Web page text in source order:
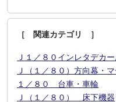
［ 関連カテゴリ ］
Ｊ１／８０インレタデカ
Ｊ（１／８０）方向幕・
１／８０ 台車・車輪
Ｊ（１／８０） 床下機器